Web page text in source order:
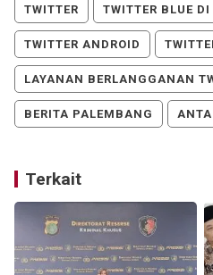
TWITTER TWITTER BLUE DI
TWITTER ANDROID
LAYANAN BERLANGGANAN
BERITA PALEMBANG
Terkait